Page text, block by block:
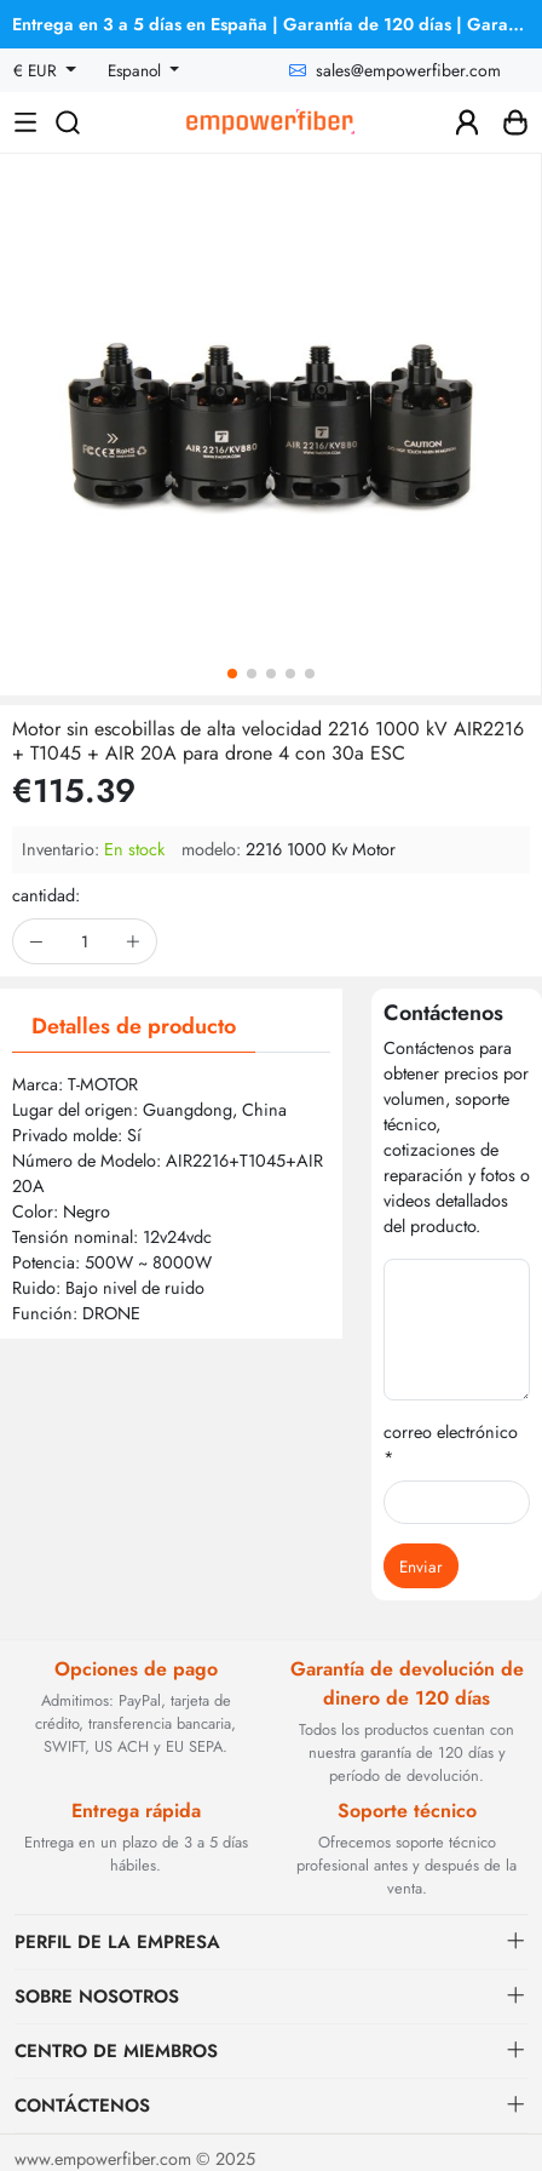
Entrega en 3 a 5 días en España | Garantía de 120 días | Garantía de reembolso
€ EUR
Espanol sales@empowerfiber.com
Motor sin escobillas de alta velocidad 2216 1000 kV AIR2216
+ T1045 + AIR 20A para drone 4 con 30a ESC
€115.39
Inventario: En stock modelo: 2216 1000 Kv Motor
cantidad:
Detalles de producto
Marca: T-MOTOR
Lugar del origen: Guangdong, China
Privado molde: Sí
Número de Modelo: AIR2216+T1045+AIR
20A
Color: Negro
Tensión nominal: 12v24vdc
Potencia: 500W ~ 8000W
Ruido: Bajo nivel de ruido
Función: DRONE
Contáctenos
Contáctenos para
obtener precios por
volumen, soporte
técnico,
cotizaciones de
reparación y fotos o
videos detallados
del producto.
correo electrónico
*
Enviar
Opciones de pago
Admitimos: PayPal, tarjeta de
crédito, transferencia bancaria,
SWIFT, US ACH y EU SEPA.
Garantía de devolución de
dinero de 120 días
Todos los productos cuentan con
nuestra garantía de 120 días y
período de devolución.
Entrega rápida
Entrega en un plazo de 3 a 5 días
hábiles.
Soporte técnico
Ofrecemos soporte técnico
profesional antes y después de la
venta.
PERFIL DE LA EMPRESA
Fundada en 2002, BEYOND TECHNOLOGY INTERNATIONAL LIMITED
rendimiento. Con la evolución de las redes industriales, ampliamos
de automatización industrial, incluyendo módulos PLC, HMI (interfaces
SOBRE NOSOTROS
Contacto
Condiciones de pago & facturación
CENTRO DE MIEMBROS
centro personal
Mi pedido
CONTÁCTENOS
sales@empowerfiber.com
www.empowerfiber.com © 2025